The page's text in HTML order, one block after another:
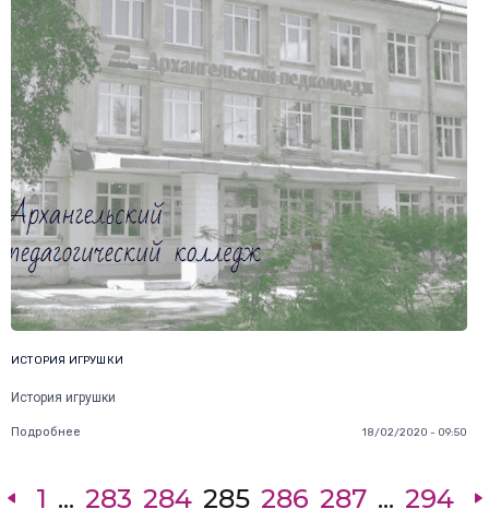
ИСТОРИЯ ИГРУШКИ
История игрушки
Подробнее 18/02/2020 - 09:50
1 ... 283 284 285 286 287 ... 294